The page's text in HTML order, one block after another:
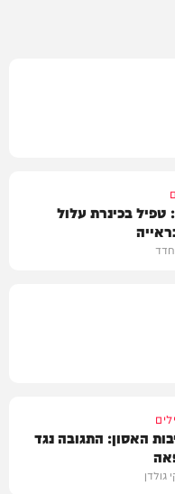
בכינרת עלול
חדד
האסון: התגובה נגד
גולדן